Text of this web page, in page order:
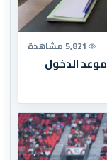
5,821 مشاهدة
الدخول